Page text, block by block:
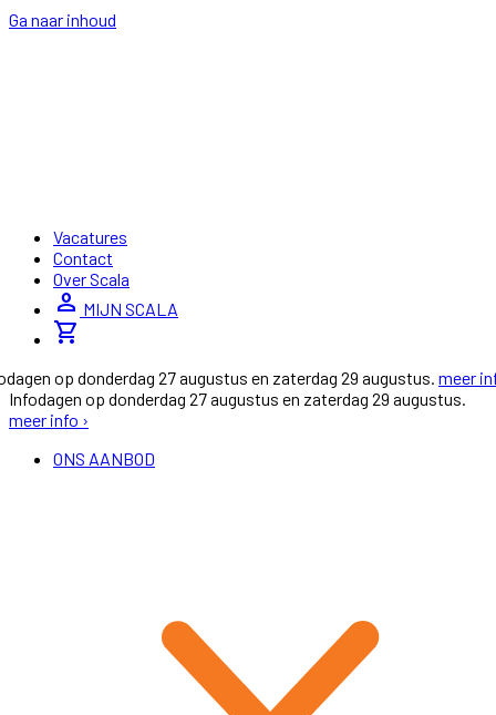
Ga naar inhoud
Vacatures
Contact
Over Scala
person MIJN SCALA
shopping_cart
op donderdag 27 augustus en zaterdag 29 augustus. meer
Infodagen op donderdag 27 augustus en zaterdag 29 augustus.
meer info ›
ONS AANBOD